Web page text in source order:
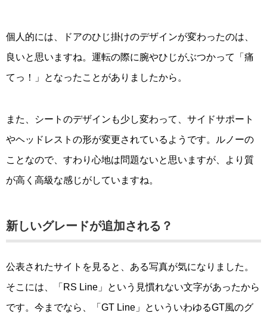
個人的には、ドアのひじ掛けのデザインが変わったのは、
良いと思いますね。運転の際に腕やひじがぶつかって「痛
てっ！」となったことがありましたから。
また、シートのデザインも少し変わって、サイドサポート
やヘッドレストの形が変更されているようです。ルノーの
ことなので、すわり心地は問題ないと思いますが、より質
が高く高級な感じがしていますね。
新しいグレードが追加される？
公表されたサイトを見ると、ある写真が気になりました。
そこには、「RS Line」という見慣れない文字があったから
です。今までなら、「GT Line」といういわゆるGT風のグ